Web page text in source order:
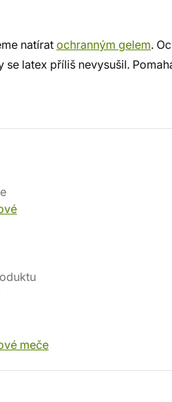
natíratochranným gelem.
latex příliš nevysušil.
meče